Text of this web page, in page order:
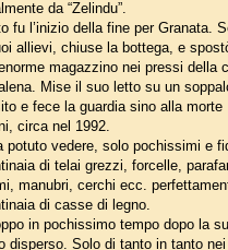
da “Zelindu”.
fu l’inizio della fine per Granata.
allievi, chiuse la bottega, e
magazzino nei pressi della
Mise il suo letto su un
e fece la guardia sino alla
circa nel 1992.
potuto vedere, solo pochissimi e
di telai grezzi, forcelle,
manubri, cerchi ecc.
di casse di legno.
in pochissimo tempo dopo la
disperso. Solo di tanto in tanto